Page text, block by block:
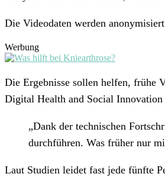
Die Videodaten werden
Werbung
Die Ergebnisse sollen helfen, frühe
Digital Health and Social
„Dank der technischen
durchführen. Was früher nur
Laut Studien leidet fast jede fünfte